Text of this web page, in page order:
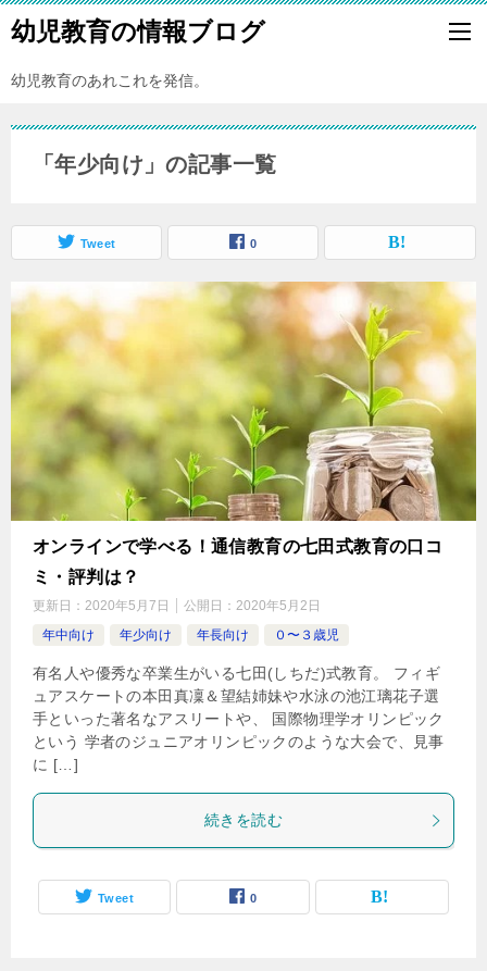
幼児教育の情報ブログ
幼児教育のあれこれを発信。
「年少向け」の記事一覧
Tweet 0
オンラインで学べる！通信教育の七田式教育の口コ
ミ・評判は？
更新日： 2020年5月7日 公開日： 2020年5月2日
年中向け
年少向け 年長向け ０〜３歳児
有名人や優秀な卒業生がいる七田(しちだ)式教育。 フィギ
ュアスケートの本田真凜＆望結姉妹や水泳の池江璃花子選
手といった著名なアスリートや、 国際物理学オリンピック
という 学者のジュニアオリンピックのような大会で、見事
に […]
続きを読む
Tweet 0